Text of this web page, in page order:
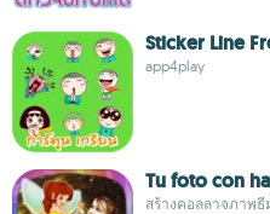
Sticker Line
app4play
Tu foto con
สร้างคอลลาจภาพ